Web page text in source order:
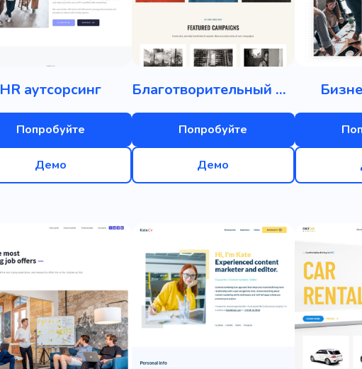
HR аутсорсинг
Попробуйте
Демо
Благотворительный фонд
Попробуйте
Демо